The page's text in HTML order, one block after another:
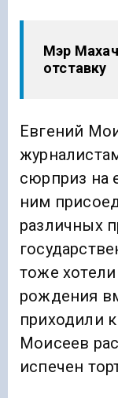
Мэр
отставку
Евгений
сюрприз на
ним
различных
тоже
рождения
приходили
Моисеев
испечен